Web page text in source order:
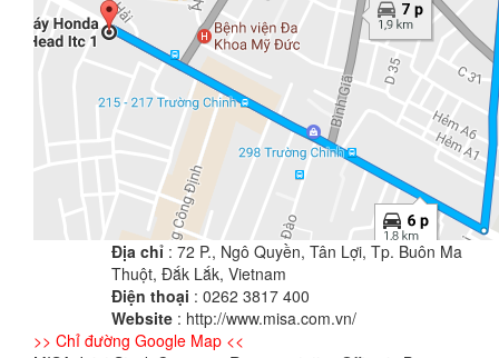
Địa chỉ : 72 P., Ngô Quyền, Tân Lợi, Tp. Buôn Ma
Thuột, Đắk Lắk, Vietnam
Điện thoại : 0262 3817 400
Website : http://www.misa.com.vn/
>> Chỉ đường Google Map <<